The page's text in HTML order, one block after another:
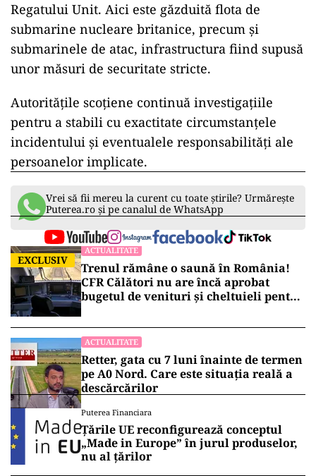
Regatului Unit. Aici este găzduită flota de
submarine nucleare britanice, precum și
submarinele de atac, infrastructura fiind supusă
unor măsuri de securitate stricte.
Autoritățile scoțiene continuă investigațiile
pentru a stabili cu exactitate circumstanțele
incidentului și eventualele responsabilități ale
persoanelor implicate.
Vrei să fii mereu la curent cu toate știrile? Urmărește
Puterea.ro și pe canalul de WhatsApp
EXCLUSIV
ACTUALITATE
Trenul rămâne o saună în România!
CFR Călători nu are încă aprobat
bugetul de venituri și cheltuieli pentru
ACTUALITATE
Retter, gata cu 7 luni înainte de termen
pe A0 Nord. Care este situația reală a
descărcărilor
Puterea Financiara
Țările UE reconfigurează conceptul
„Made in Europe” în jurul produselor,
nu al țărilor